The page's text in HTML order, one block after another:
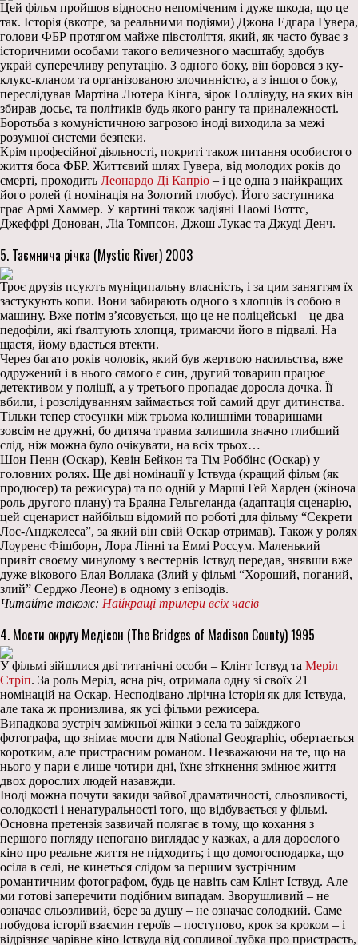
Цей фільм пройшов відносно непоміченим і дуже шкода, що це
так. Історія (вкотре, за реальними подіями) Джона Едгара Гувера,
голови ФБР протягом майже півстоліття, який, як часто буває з
історичними особами такого величезного масштабу, здобув
украй суперечливу репутацію. З одного боку, він боровся з ку-
клукс-кланом та організованою злочинністю, а з іншого боку,
переслідував Мартіна Лютера Кінга, зірок Голлівуду, на яких він
збирав досьє, та політиків будь якого рангу та приналежності.
Боротьба з комуністичною загрозою іноді виходила за межі
розумної системи безпеки.
Крім професійної діяльності, покриті також питання особистого
життя боса ФБР. Життєвий шлях Гувера, від молодих років до
смерті, проходить Леонардо Ді Капріо – і це одна з найкращих
його ролей (і номінація на Золотий глобус). Його заступника
грає Армі Хаммер. У картині також задіяні Наомі Воттс,
Джеффрі Донован, Ліа Томпсон, Джош Лукас та Джуді Денч.
5. Таємнича річка (Mystic River) 2003
Троє друзів псують муніципальну власність, і за цим заняттям їх
застукують копи. Вони забирають одного з хлопців із собою в
машину. Вже потім з’ясовується, що це не поліцейські – це два
педофіли, які ґвалтують хлопця, тримаючи його в підвалі. На
щастя, йому вдається втекти.
Через багато років чоловік, який був жертвою насильства, вже
одружений і в нього самого є син, другий товариш працює
детективом у поліції, а у третього пропадає доросла дочка. Її
вбили, і розслідуванням займається той самий друг дитинства.
Тільки тепер стосунки між трьома колишніми товаришами
зовсім не дружні, бо дитяча травма залишила значно глибший
слід, ніж можна було очікувати, на всіх трьох…
Шон Пенн (Оскар), Кевін Бейкон та Тім Роббінс (Оскар) у
головних ролях. Ще дві номінації у Іствуда (кращий фільм (як
продюсер) та режисура) та по одній у Марші Гей Харден (жіноча
роль другого плану) та Браяна Гельгеланда (адаптація сценарію,
цей сценарист найбільш відомий по роботі для фільму “Секрети
Лос-Анджелеса”, за який він свій Оскар отримав). Також у ролях
Лоуренс Фішборн, Лора Лінні та Еммі Россум. Маленький
привіт своєму минулому з вестернів Іствуд передав, знявши вже
дуже вікового Елая Воллака (Злий у фільмі “Хороший, поганий,
злий” Серджо Леоне) в одному з епізодів.
Читайте також: Найкращі трилери всіх часів
4. Мости округу Медісон (The Bridges of Madison County) 1995
У фільмі зійшлися дві титанічні особи – Клінт Іствуд та Меріл
Стріп. За роль Меріл, ясна річ, отримала одну зі своїх 21
номінацій на Оскар. Несподівано лірічна історія як для Іствуда,
але така ж пронизлива, як усі фільми режисера.
Випадкова зустріч заміжньої жінки з села та заїжджого
фотографа, що знімає мости для National Geographic, обертається
коротким, але пристрасним романом. Незважаючи на те, що на
нього у пари є лише чотири дні, їхнє зіткнення змінює життя
двох дорослих людей назавжди.
Іноді можна почути закиди зайвої драматичності, сльозливості,
солодкості і ненатуральності того, що відбувається у фільмі.
Основна претензія зазвичай полягає в тому, що кохання з
першого погляду непогано виглядає у казках, а для дорослого
кіно про реальне життя не підходить; і що домогосподарка, що
осіла в селі, не кинеться слідом за першим зустрічним
романтичним фотографом, будь це навіть сам Клінт Іствуд. Але
ми готові заперечити подібним випадам. Зворушливий – не
означає сльозливий, бере за душу – не означає солодкий. Саме
побудова історії взаємин героїв – поступово, крок за кроком – і
відрізняє чарівне кіно Іствуда від сопливої ​​лубка про пристрасть,